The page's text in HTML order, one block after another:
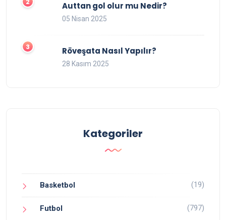
Auttan gol olur mu Nedir?
05 Nisan 2025
Röveşata Nasıl Yapılır?
28 Kasım 2025
Kategoriler
Basketbol (19)
Futbol (797)